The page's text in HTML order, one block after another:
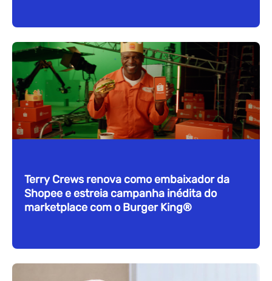
Terry Crews renova como embaixador da
Shopee e estreia campanha inédita do
marketplace com o Burger King®